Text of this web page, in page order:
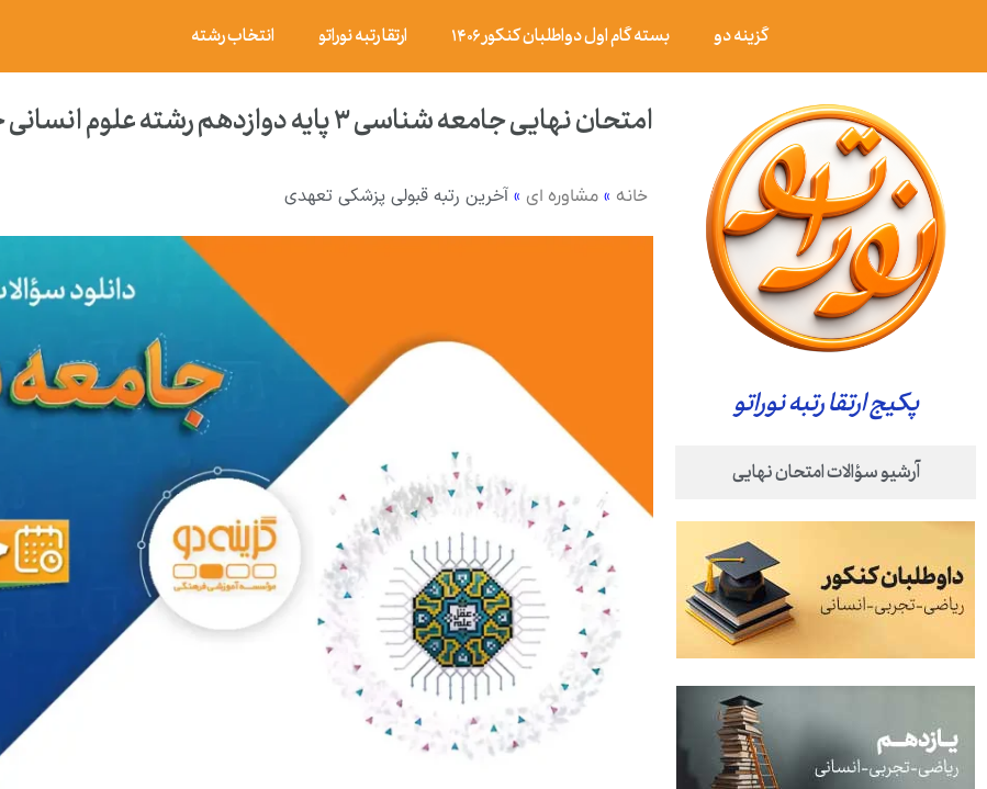
گزینه دو بسته گام اول دواطلبان کنکور ۱۴۰۶ ارتقا رتبه نوراتو انتخاب رشته
پکیج ارتقا رتبه نوراتو
آرشیو سؤالات امتحان نهایی
امتحان نهایی جامعه شناسی ۳ پایه دوازدهم رشته علوم انسانی خرداد ۱۴۰۴ با پاسخ تشریحی
خانه » مشاوره ای » آخرین رتبه قبولی پزشکی تعهدی